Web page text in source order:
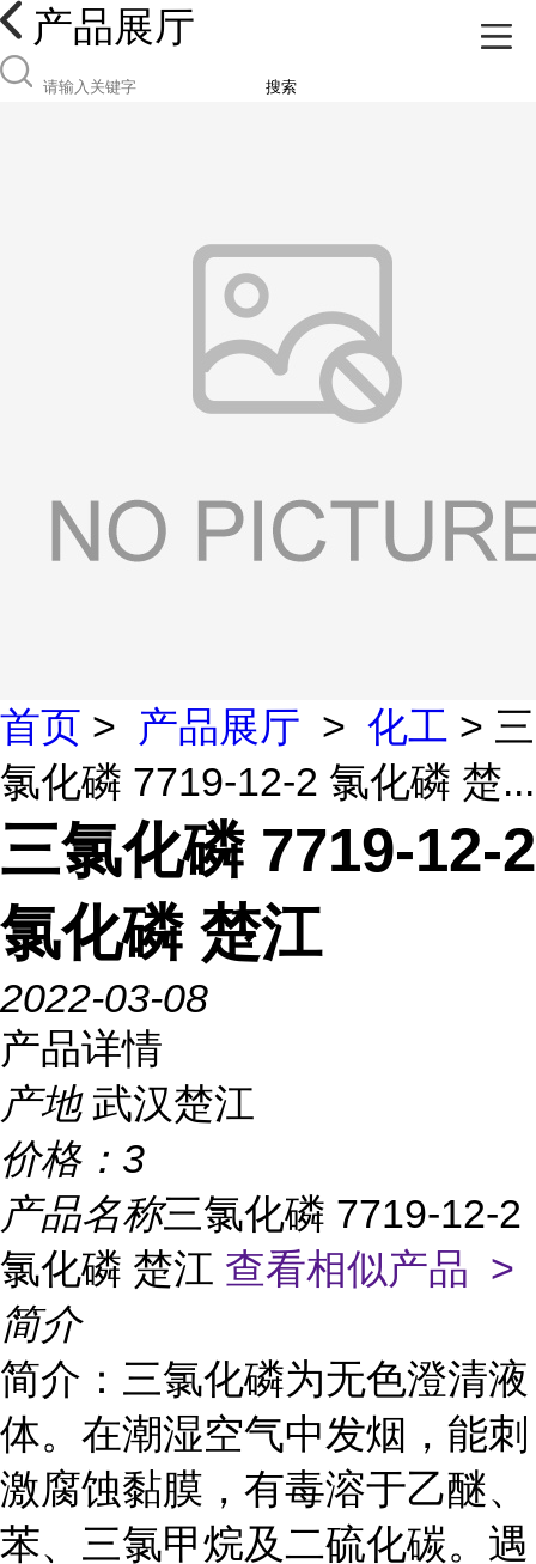
产品展厅
搜索
首页 > 产品展厅 > 化工 > 三
氯化磷 7719-12-2 氯化磷 楚...
三氯化磷 7719-12-2
氯化磷 楚江
2022-03-08
产品详情
产地 武汉楚江
价格： 3
产品名称三氯化磷 7719-12-2
氯化磷 楚江 查看相似产品 >
简介
简介：三氯化磷为无色澄清液
体。在潮湿空气中发烟，能刺
激腐蚀黏膜，有毒溶于乙醚、
苯、三氯甲烷及二硫化碳。遇